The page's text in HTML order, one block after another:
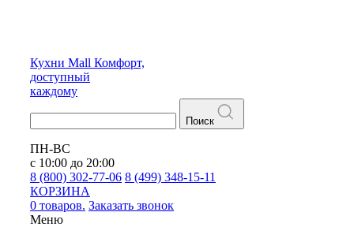
Кухни Mall Комфорт,
доступный
каждому
Поиск
ПН-ВС
с 10:00 до 20:00
8 (800) 302-77-06 8 (499) 348-15-11
КОРЗИНА
0 товаров. Заказать звонок
Меню